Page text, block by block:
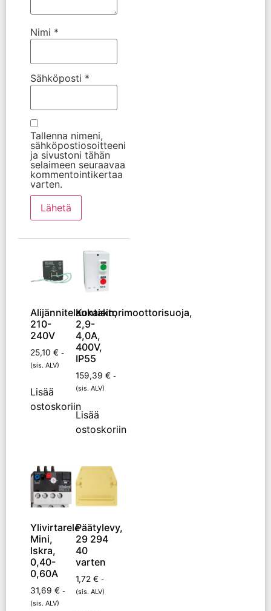
Nimi *
Sähköposti *
Tallenna nimeni,
sähköpostiosoitteeni
ja sivustoni tähän
selaimeen seuraavaa
kommentointikertaa
varten.
Alijännitelaukaisin,
210-
240V
25,10 € -
(sis. ALV)
Lisää
ostoskoriin
Kontaktorimoottorisuoja,
2,9-
4,0A,
400V,
IP55
159,39 € -
(sis. ALV)
Lisää
ostoskoriin
Ylivirtarele
Mini,
Iskra,
0,40-
0,60A
31,69 € -
(sis. ALV)
Päätylevy,
29 294
40
varten
1,72 € -
(sis. ALV)